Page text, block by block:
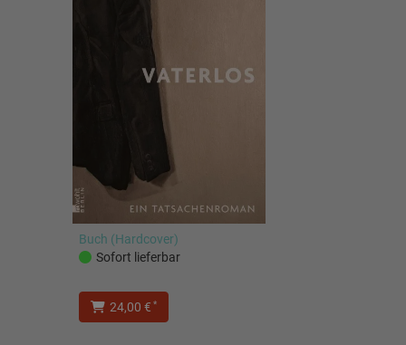
Buch (Hardcover)
Sofort lieferbar
24,00 € *